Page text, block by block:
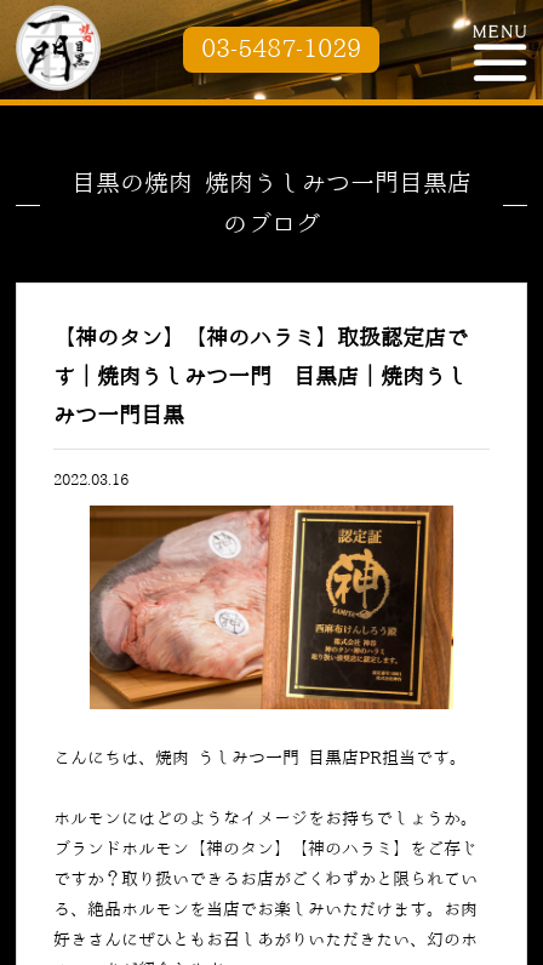
03-5487-1029
目黒の焼肉 焼肉うしみつ一門目黒店
のブログ
【神のタン】【神のハラミ】取扱認定店で
す｜焼肉うしみつ一門 目黒店｜焼肉うし
みつ一門目黒
2022.03.16
こんにちは、焼肉 うしみつ一門 目黒店PR担当です。
ホルモンにはどのようなイメージをお持ちでしょうか。
ブランドホルモン【神のタン】【神のハラミ】をご存じ
ですか？取り扱いできるお店がごくわずかと限られてい
る、絶品ホルモンを当店でお楽しみいただけます。お肉
好きさんにぜひともお召しあがりいただきたい、幻のホ